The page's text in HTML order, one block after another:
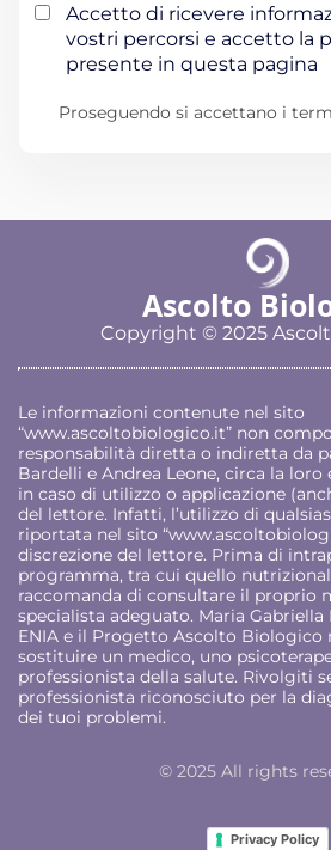
Accetto di ricevere
vostri percorsi e accetto la
presente in questa pagina
Proseguendo si accettano i
Ascolto
Copyright © 2025
Le informazioni contenute nel sito
“www.ascoltobiologico.it” non
responsabilità diretta o indiretta da
Bardelli e Andrea Leone, circa la loro
in caso di utilizzo o applicazione
del lettore. Infatti, l’utilizzo di
riportata nel sito “
discrezione del lettore. Prima di
programma, tra cui quello
raccomanda di consultare il proprio
specialista adeguato. Maria
ENIA e il Progetto Ascolto Biologico
sostituire un medico, uno
professionista della salute. Rivolgiti
professionista riconosciuto per la
dei tuoi problemi.
© 2025 All rights
Privacy Policy